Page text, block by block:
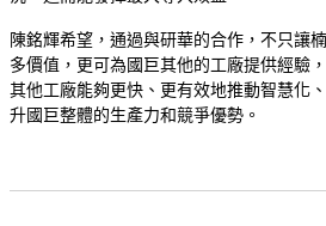
陳銘輝希望，通過與研華的合作，不只讓
多價值，更可為國巨其他的工廠提供經驗
其他工廠能夠更快、更有效地推動智慧化
升國巨整體的生產力和競爭優勢。